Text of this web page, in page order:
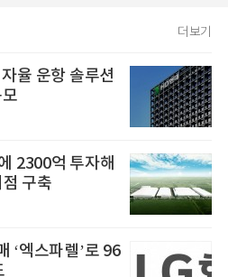
더보기
율 운항 솔루션
2300억 투자해
구축
‘엑스파렐’로 96